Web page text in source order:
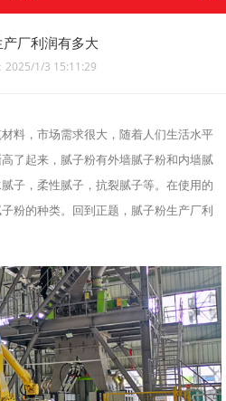
厂利润有多大
2025/1/3 15:11:29
，市场需求很大，随着人们生活水平
了起来，腻子粉有外墙腻子粉和内墙腻
子，柔性腻子，抗裂腻子等。在使用的
粉的种类。回到正题，腻子粉生产厂利